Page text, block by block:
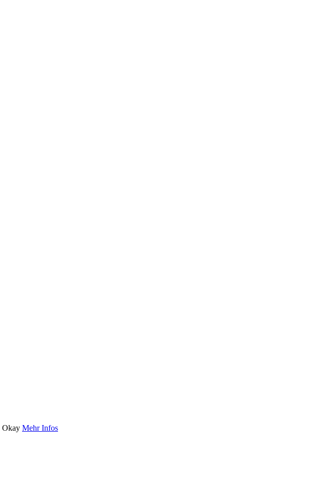
Okay Mehr Infos